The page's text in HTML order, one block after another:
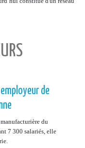
de
du
7 300 salariés, elle